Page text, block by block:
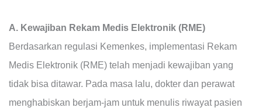
A. Kewajiban Rekam Medis Elektronik (RME)
Berdasarkan regulasi Kemenkes, implementasi Rekam
Medis Elektronik (RME) telah menjadi kewajiban yang
tidak bisa ditawar. Pada masa lalu, dokter dan perawat
menghabiskan berjam-jam untuk menulis riwayat pasien